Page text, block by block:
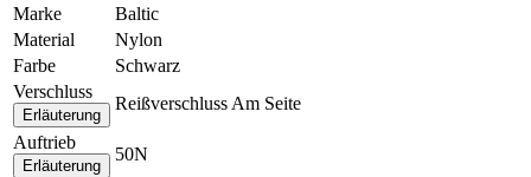
Marke
Baltic
Material
Nylon
Farbe
Schwarz
Verschluss
Erläuterung
Reißverschluss Am Seite
Auftrieb
Erläuterung
50N